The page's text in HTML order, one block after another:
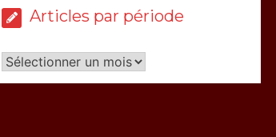
Articles par période
Articles
par